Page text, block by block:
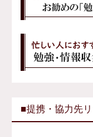
■提携・協力先